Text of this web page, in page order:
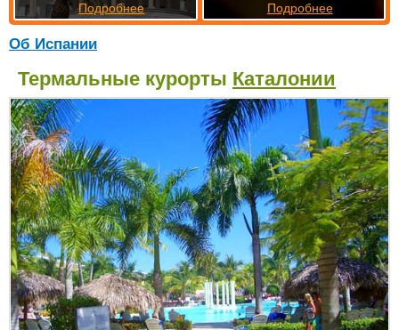
Об Испании
Термальные курорты Каталонии
Подробнее Подробнее